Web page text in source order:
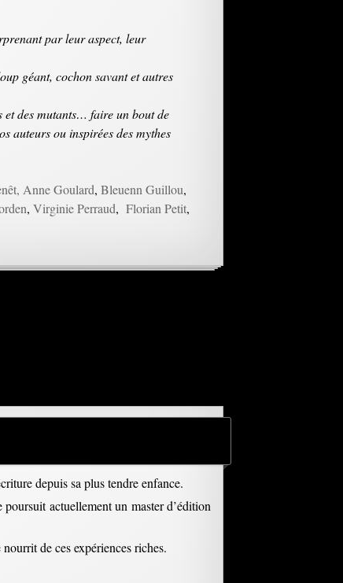
par leur aspect, leur
géant, cochon savant et autres
et des mutants… faire un bout de
auteurs ou inspirées des mythes
Anne Goulard, Bleuenn Guillou,
, Virginie Perraud, Florian Petit,
depuis sa plus tendre enfance.
actuellement un master d’édition
de ces expériences riches.